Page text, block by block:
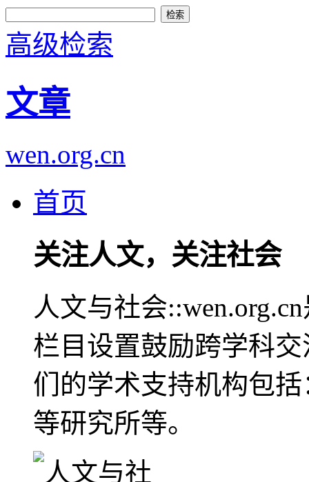
高级检索
文章
wen.org.cn
首页
关注人文，关注社会
人文与社会
栏目设置鼓励跨学科
们的学术支持机构包
等研究所等。